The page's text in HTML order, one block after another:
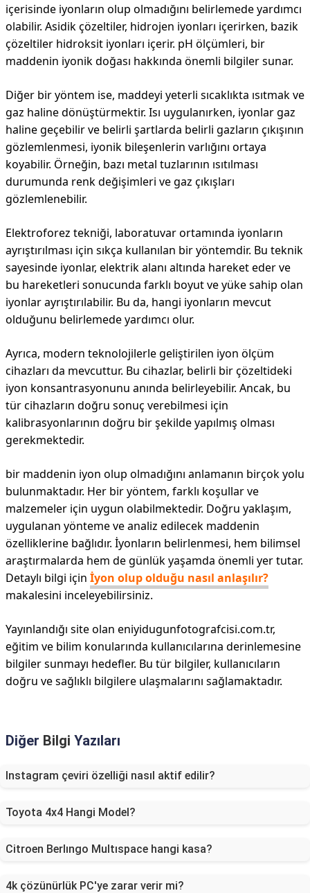
içerisinde iyonların olup olmadığını belirlemede yardımcı
olabilir. Asidik çözeltiler, hidrojen iyonları içerirken, bazik
çözeltiler hidroksit iyonları içerir. pH ölçümleri, bir
maddenin iyonik doğası hakkında önemli bilgiler sunar.
Diğer bir yöntem ise, maddeyi yeterli sıcaklıkta ısıtmak ve
gaz haline dönüştürmektir. Isı uygulanırken, iyonlar gaz
haline geçebilir ve belirli şartlarda belirli gazların çıkışının
gözlemlenmesi, iyonik bileşenlerin varlığını ortaya
koyabilir. Örneğin, bazı metal tuzlarının ısıtılması
durumunda renk değişimleri ve gaz çıkışları
gözlemlenebilir.
Elektroforez tekniği, laboratuvar ortamında iyonların
ayrıştırılması için sıkça kullanılan bir yöntemdir. Bu teknik
sayesinde iyonlar, elektrik alanı altında hareket eder ve
bu hareketleri sonucunda farklı boyut ve yüke sahip olan
iyonlar ayrıştırılabilir. Bu da, hangi iyonların mevcut
olduğunu belirlemede yardımcı olur.
Ayrıca, modern teknolojilerle geliştirilen iyon ölçüm
cihazları da mevcuttur. Bu cihazlar, belirli bir çözeltideki
iyon konsantrasyonunu anında belirleyebilir. Ancak, bu
tür cihazların doğru sonuç verebilmesi için
kalibrasyonlarının doğru bir şekilde yapılmış olması
gerekmektedir.
bir maddenin iyon olup olmadığını anlamanın birçok yolu
bulunmaktadır. Her bir yöntem, farklı koşullar ve
malzemeler için uygun olabilmektedir. Doğru yaklaşım,
uygulanan yönteme ve analiz edilecek maddenin
özelliklerine bağlıdır. İyonların belirlenmesi, hem bilimsel
araştırmalarda hem de günlük yaşamda önemli yer tutar.
Detaylı bilgi için İyon olup olduğu nasıl anlaşılır?
makalesini inceleyebilirsiniz.
Yayınlandığı site olan eniyidugunfotografcisi.com.tr,
eğitim ve bilim konularında kullanıcılarına derinlemesine
bilgiler sunmayı hedefler. Bu tür bilgiler, kullanıcıların
doğru ve sağlıklı bilgilere ulaşmalarını sağlamaktadır.
Diğer Bilgi Yazıları
Instagram çeviri özelliği nasıl aktif edilir?
Toyota 4x4 Hangi Model?
Citroen Berlıngo Multıspace hangi kasa?
4k çözünürlük PC'ye zarar verir mi?